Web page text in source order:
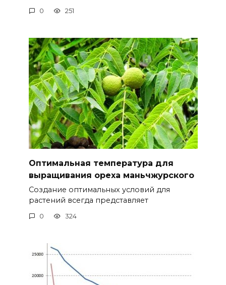
0 251
Оптимальная температура для
выращивания ореха маньчжурского
Создание оптимальных условий для
растений всегда представляет
0 324